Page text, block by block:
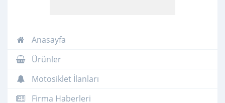
Anasayfa
Ürünler
Motosiklet İlanları
Firma Haberleri